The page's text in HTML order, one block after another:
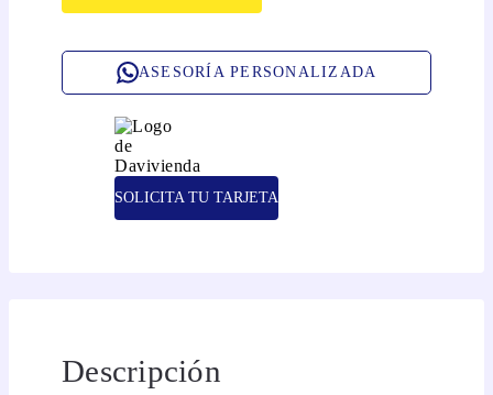
ASESORÍA PERSONALIZADA
SOLICITA TU TARJETA
Descripción